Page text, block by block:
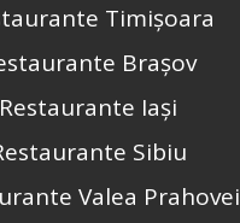
Timișoara
Brașov
Restaurante Iași
Sibiu
Valea Prahovei